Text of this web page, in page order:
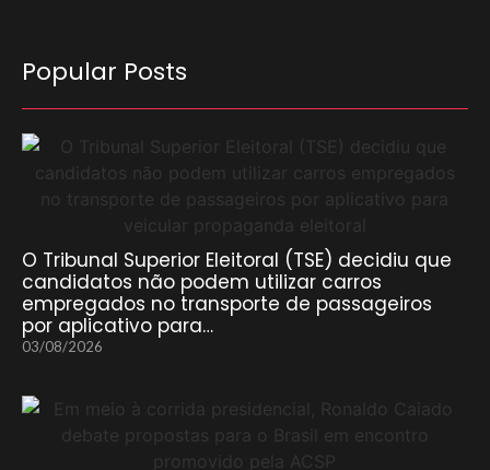
Popular Posts
O Tribunal Superior Eleitoral (TSE) decidiu que
candidatos não podem utilizar carros
empregados no transporte de passageiros
por aplicativo para…
03/08/2026